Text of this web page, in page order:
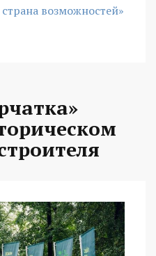
возможностей»